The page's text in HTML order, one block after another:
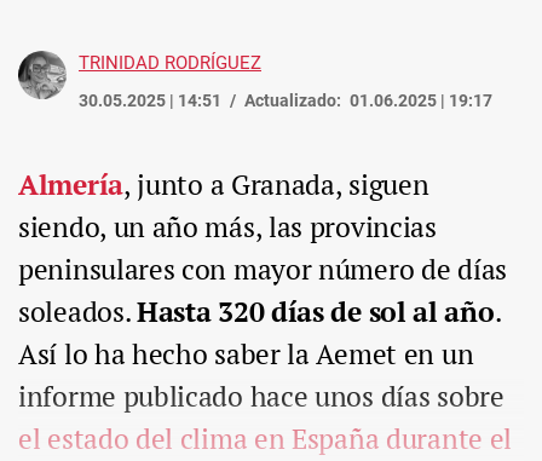
TRINIDAD RODRÍGUEZ
30.05.2025 | 14:51 Actualizado: 01.06.2025 | 19:17
Almería, junto a Granada, siguen
siendo, un año más, las provincias
peninsulares con mayor número de días
soleados.Hasta 320 días de sol al año.
Así lo ha hecho saber la Aemet en un
informe publicado hace unos días sobre
el estado del clima en España durante el